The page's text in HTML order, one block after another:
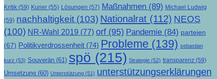
Kritik (59) Kurier (55) Lösungen (57) Maßnahmen (89) Michael Ludwig
(59) nachhaltigkeit (103) Nationalrat (112) NEOS
(100) NR-Wahl 2019 (77) orf (95) Pandemie (84) parteien
(67) Politikverdrossenheit (74) Probleme (139) sebastian
kurz (53) Souverän (61) spö (215) Strategie (52) transparenz (59)
Umsetzung (60) Unterstützung (51) unterstützungserklärungen